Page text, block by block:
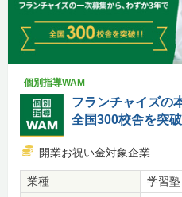
個別指導WAM
フランチャイズの
全国300校舎を突破
開業お祝い金対象企業
業種
学習